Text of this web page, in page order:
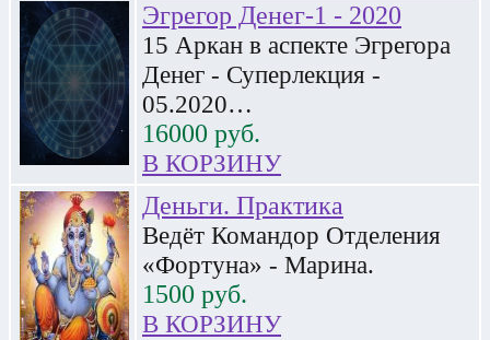
Эгрегор Денег-1 - 2020
15 Аркан в аспекте Эгрегора
Денег - Суперлекция -
05.2020…
16000 руб.
В КОРЗИНУ
Деньги. Практика
Ведёт Командор Отделения
«Фортуна» - Марина.
1500 руб.
В КОРЗИНУ